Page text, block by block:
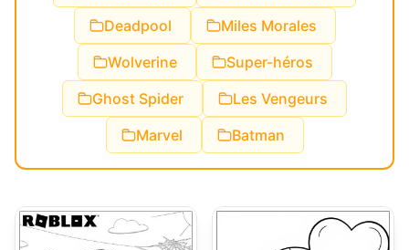
Deadpool
Miles Morales
Wolverine
Super-héros
Ghost Spider
Les Vengeurs
Marvel
Batman